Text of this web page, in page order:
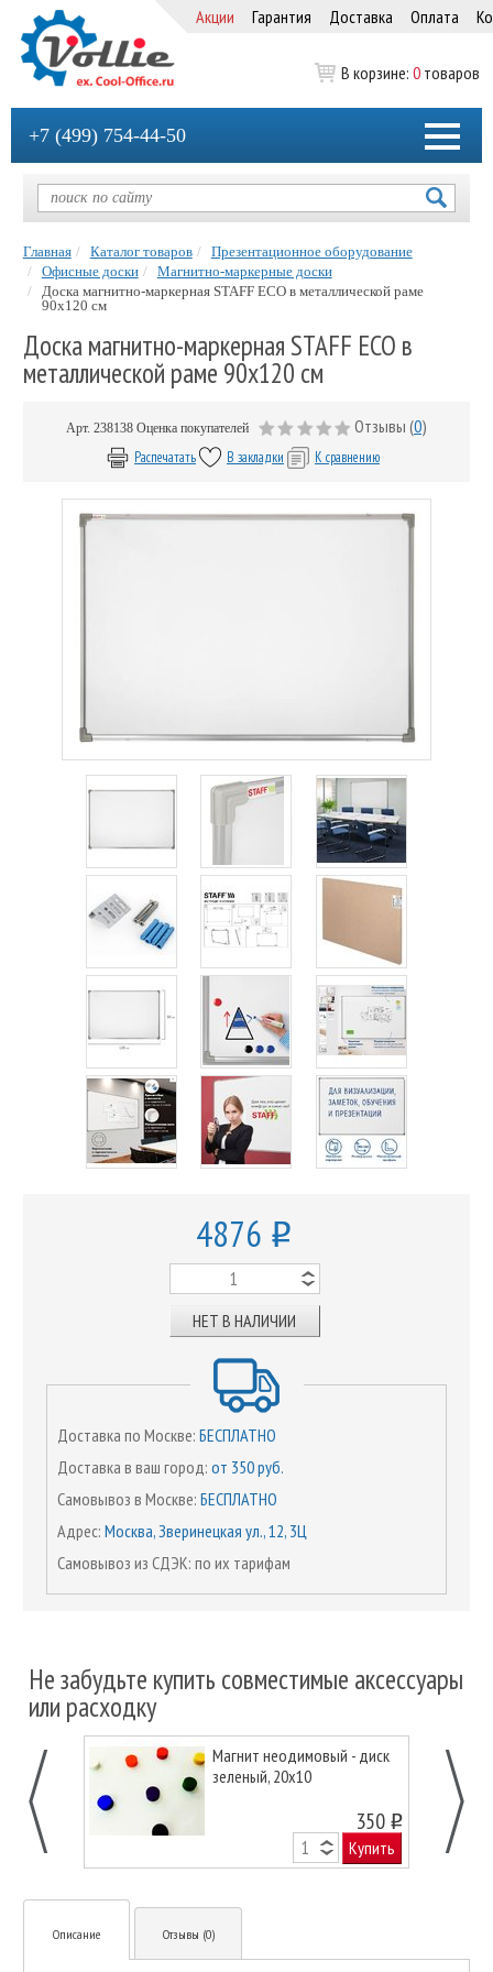
Акции Гарантия Доставка Оплата
В корзине: 0 товаров
+7 (499) 754-44-50
Главная Каталог товаров
Презентационное оборудование
Офисные доски
Магнитно-маркерные доски
Доска магнитно-маркерная STAFF ECO в металлической раме
90х120 см
Доска магнитно-маркерная STAFF ECO в
металлической раме 90х120 см
Арт. 238138 Оценка покупателей Отзывы (0)
Распечатать В закладки К сравнению
4876 o
НЕТ В НАЛИЧИИ
Доставка по Москве: БЕСПЛАТНО
Доставка в ваш город: от 350 руб.
Самовывоз в Москве: БЕСПЛАТНО
Адрес: Москва, Зверинецкая ул., 12, 3Ц
Самовывоз из СДЭК: по их тарифам
Не забудьте купить совместимые аксессуары
или расходку
Магнит неодимовый - диск
зеленый, 20х10
350 o
Купить
Описание Отзывы (0)